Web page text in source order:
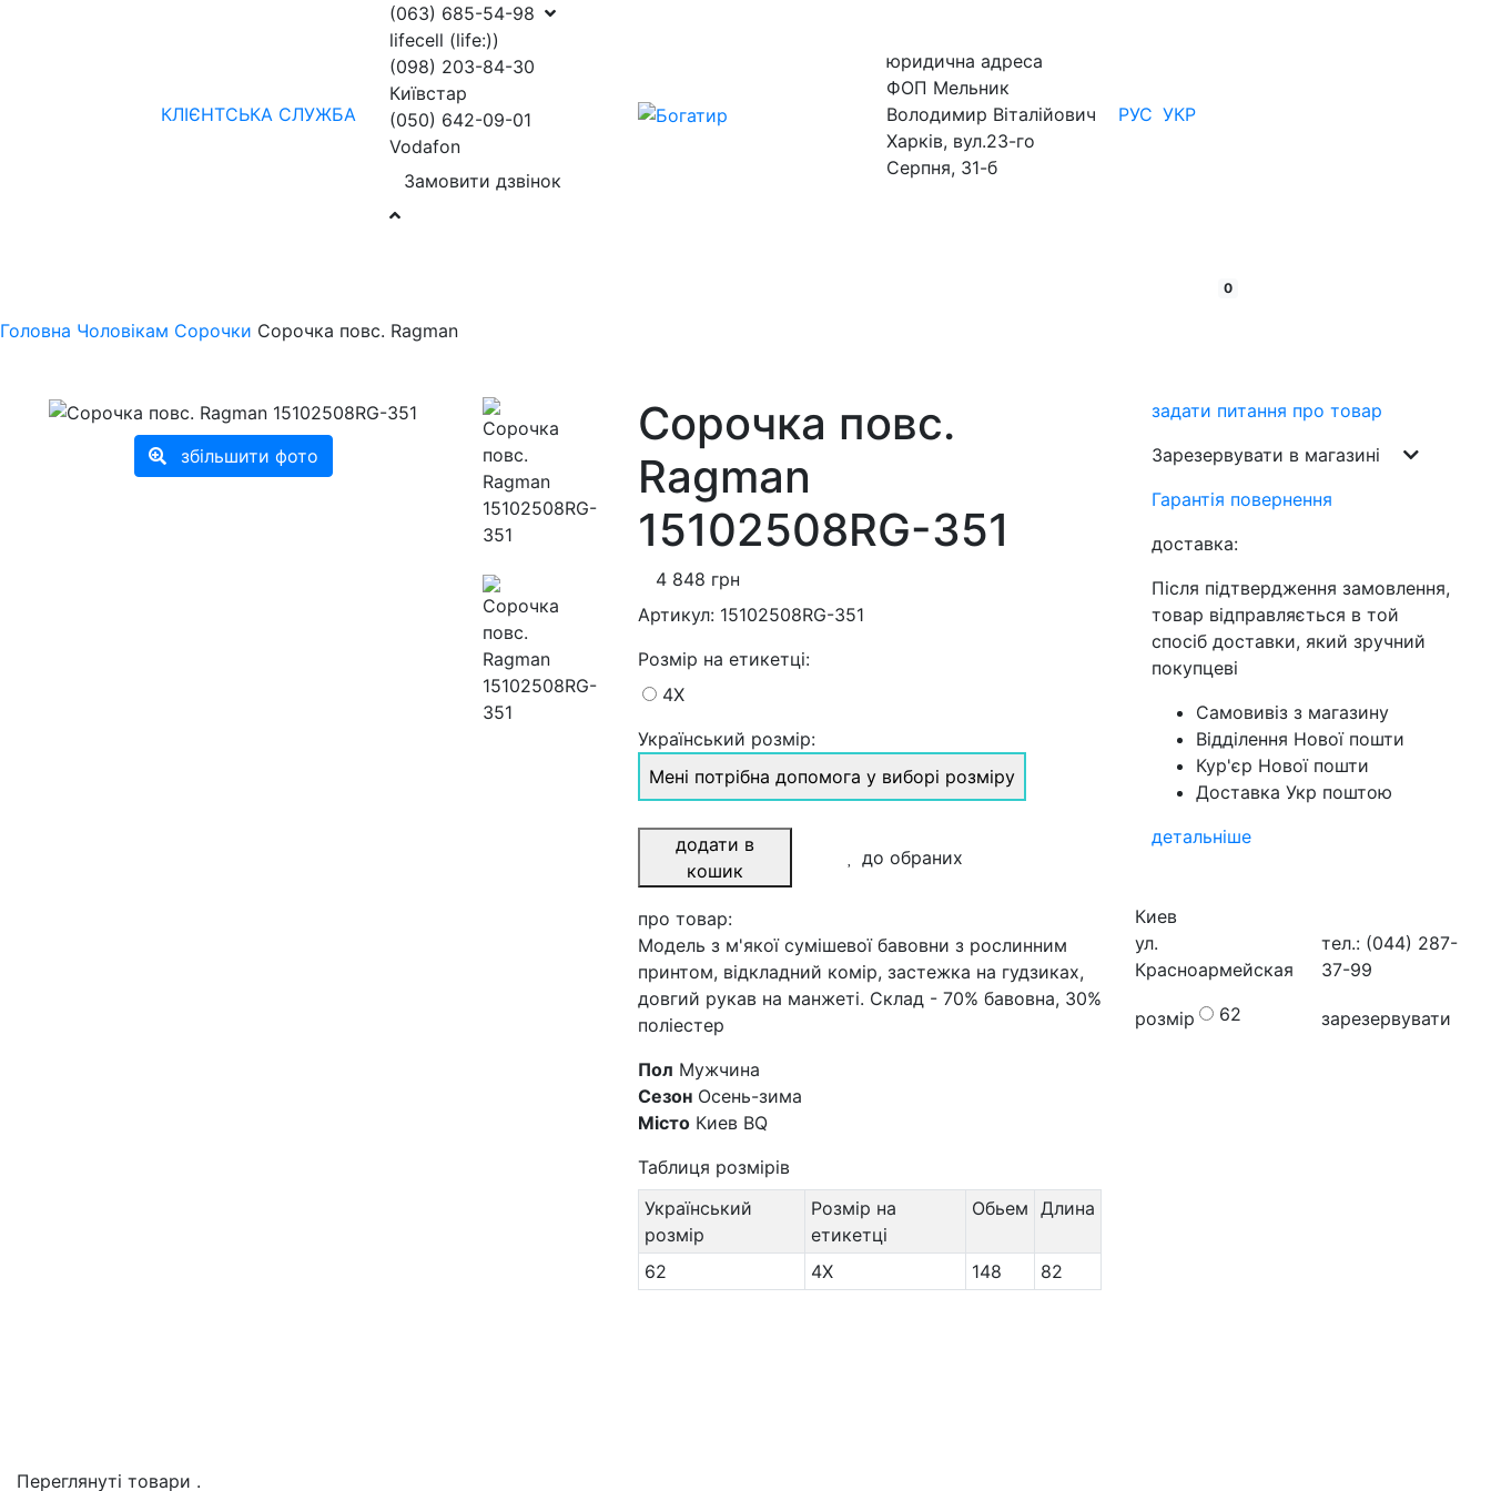
КЛІЄНТСЬКА СЛУЖБА
(063) 685-54-98
lifecell (life:))
(098) 203-84-30
Київстар
(050) 642-09-01
Vodafon
Замовити дзвінок
юридична адреса
ФОП Мельник
Володимир Віталійович
Харків, вул.23-го
Серпня, 31-б
РУС УКР
0
Головна Чоловікам Сорочки Сорочка повс. Ragman
збільшити фото
Сорочка повс.
Ragman
15102508RG-351
4 848 грн
Артикул: 15102508RG-351
Розмiр на етикетці:
4X
Український розмір:
Мені потрібна допомога у виборі розміру
додати в
кошик
до обраних
про товар:
Модель з м'якої сумішевої бавовни з рослинним
принтом, відкладний комір, застежка на гудзиках,
довгий рукав на манжеті. Склад - 70% бавовна, 30%
поліестер
Пол Мужчина
Сезон Осень-зима
Місто Киев BQ
Таблиця розмірів
Український
розмір
Розмір на
етикетці
Обьем Длина
62 4X 148 82
задати питання про товар
Зарезервувати в магазині
Гарантія повернення
доставка:
Після підтвердження замовлення,
товар відправляється в той
спосіб доставки, який зручний
покупцеві
Самовивіз з магазину
Відділення Нової пошти
Кур'єр Нової пошти
Доставка Укр поштою
детальніше
Киев
ул.
Красноармейская
тел.: (044) 287-
37-99
розмір 62 зарезервувати
Переглянуті товари .